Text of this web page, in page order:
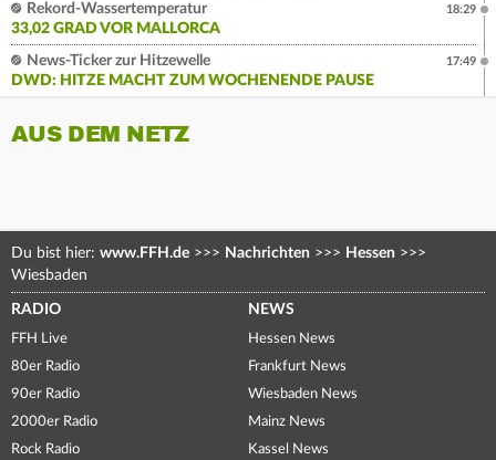
Rekord-Wassertemperatur
33,02 GRAD VOR MALLORCA
18:29
News-Ticker zur Hitzewelle
DWD: HITZE MACHT ZUM WOCHENENDE PAUSE
17:49
AUS DEM NETZ
Du bist hier: www.FFH.de >>> Nachrichten >>> Hessen >>>
Wiesbaden
RADIO
FFH Live
80er Radio
90er Radio
2000er Radio
Rock Radio
NEWS
Hessen News
Frankfurt News
Wiesbaden News
Mainz News
Kassel News